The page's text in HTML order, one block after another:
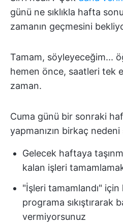
günü ne sıklıkla hafta
zamanın geçmesini
Tamam, söyleyeceğim...
hemen önce, saatleri tek
zaman.
Cuma günü bir sonraki
yapmanızın birkaç nedeni
Gelecek haftaya
kalan işleri
"İşleri tamamlandı" için
programa sıkıştırarak
vermiyorsunuz